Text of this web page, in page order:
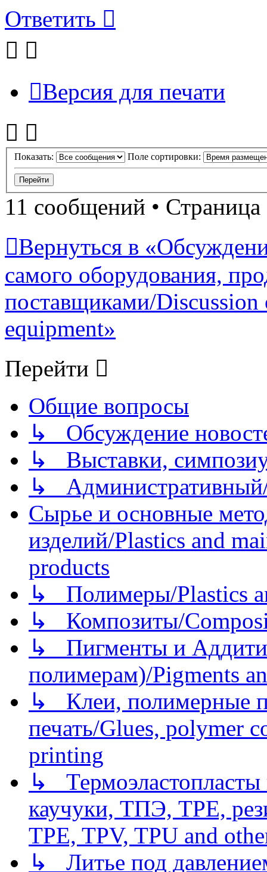
Ответить
Версия для печати
Показать: Поле сортировки:
11 сообщений • Страница
Вернуться в
самого оборудования,
поставщиками/Discussion
equipment»
Перейти
Общие вопросы
↳ Обсуждение
↳ Выставки,
↳
Сырье и основные
изделий/Plastics and
products
↳ Полимеры/Plastics
↳ Композиты/
↳ Пигменты и
полимерам)/Pigments
↳ Клеи, полимерные
печать/Glues, polymer
printing
↳
каучуки, ТПЭ, TPE,
TPE, TPV, TPU and
↳ Литье под